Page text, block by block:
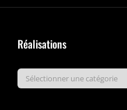
Réalisations
Réalisations